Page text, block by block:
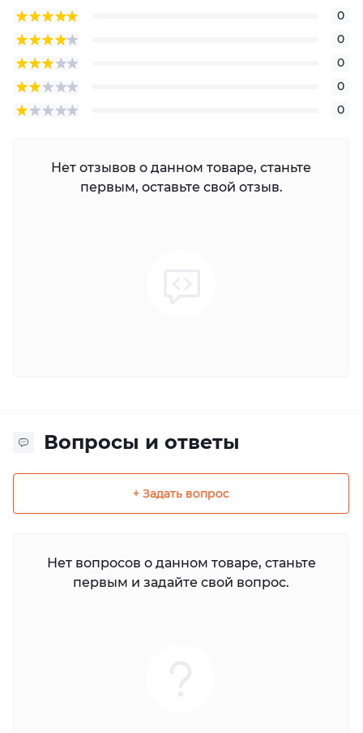
0
0
0
0
0
Нет отзывов о данном товаре, станьте
первым, оставьте свой отзыв.
Вопросы и ответы
+ Задать вопрос
Нет вопросов о данном товаре, станьте
первым и задайте свой вопрос.